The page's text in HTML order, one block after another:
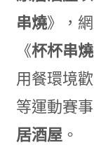
串燒》，
《杯杯串燒
用餐環境
等運動賽
居酒屋。